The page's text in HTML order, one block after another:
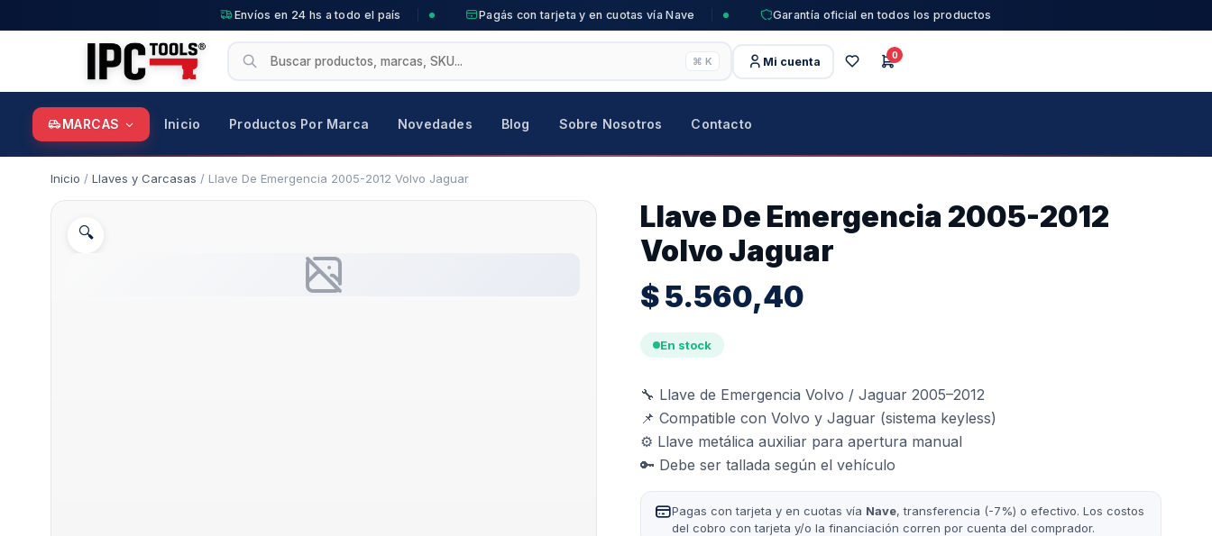
Envíos en 24 hs a todo el país Pagás con tarjeta y en cuotas vía Nave Garantía oficial en todos los productos
⌘ K Mi cuenta 0
MARCAS Inicio Productos Por Marca Novedades Blog Sobre Nosotros Contacto
Inicio / Llaves y Carcasas / Llave De Emergencia 2005-2012 Volvo Jaguar
Llave De Emergencia 2005-2012
Volvo Jaguar
$5.560,40
En stock
🔧 Llave de Emergencia Volvo / Jaguar 2005–2012
📌 Compatible con Volvo y Jaguar (sistema keyless)
⚙️ Llave metálica auxiliar para apertura manual
🔑 Debe ser tallada según el vehículo
Pagas con tarjeta y en cuotas vía Nave, transferencia (-7%) o efectivo. Los costos
del cobro con tarjeta y/o la financiación corren por cuenta del comprador.